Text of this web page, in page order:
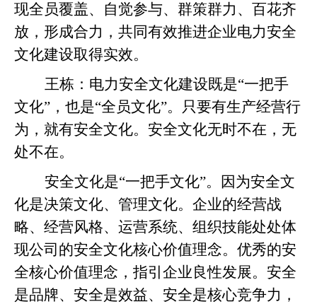
现全员覆盖、自觉参与、群策群力、百花齐
放，形成合力，共同有效推进企业电力安全
文化建设取得实效。
王栋： 电力安全文化建设既是“一把手
文化”，也是“全员文化”。只要有生产经营行
为，就有安全文化。安全文化无时不在，无
处不在。
安全文化是“一把手文化”。因为安全文
化是决策文化、管理文化。企业的经营战
略、经营风格、运营系统、组织技能处处体
现公司的安全文化核心价值理念。优秀的安
全核心价值理念，指引企业良性发展。安全
是品牌、安全是效益、安全是核心竞争力，